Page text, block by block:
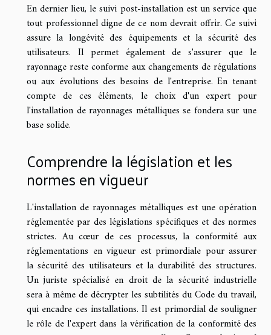
En dernier lieu, le suivi post-installation est un service que
tout professionnel digne de ce nom devrait offrir. Ce suivi
assure la longévité des équipements et la sécurité des
utilisateurs. Il permet également de s'assurer que le
rayonnage reste conforme aux changements de régulations
ou aux évolutions des besoins de l'entreprise. En tenant
compte de ces éléments, le choix d'un expert pour
l'installation de rayonnages métalliques se fondera sur une
base solide.
Comprendre la législation et les
normes en vigueur
L'installation de rayonnages métalliques est une opération
réglementée par des législations spécifiques et des normes
strictes. Au cœur de ces processus, la conformité aux
réglementations en vigueur est primordiale pour assurer
la sécurité des utilisateurs et la durabilité des structures.
Un juriste spécialisé en droit de la sécurité industrielle
sera à même de décrypter les subtilités du Code du travail,
qui encadre ces installations. Il est primordial de souligner
le rôle de l'expert dans la vérification de la conformité des